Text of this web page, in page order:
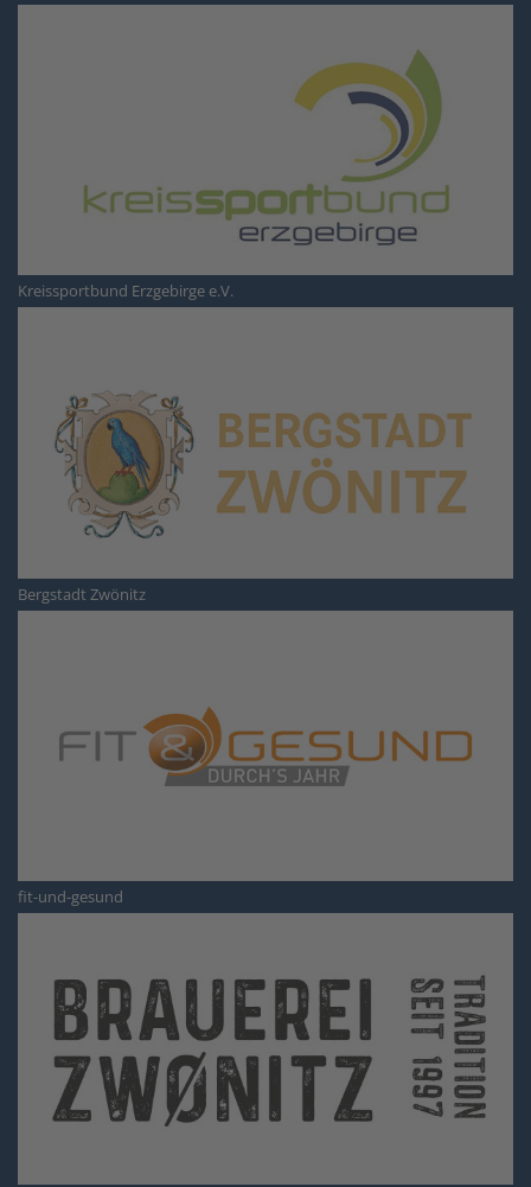
Kreissportbund Erzgebirge e.V.
Bergstadt Zwönitz
fit-und-gesund